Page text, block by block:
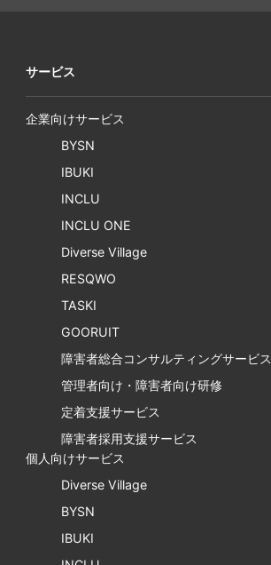
サービス
企業向けサービス
BYSN
IBUKI
INCLU
INCLU ONE
Diverse Village
RESQWO
TASKI
GOORUIT
障害者総合コンサルティングサービス
管理者向け・障害者向け研修
定着支援サービス
障害者採用支援サービス
個人向けサービス
Diverse Village
BYSN
IBUKI